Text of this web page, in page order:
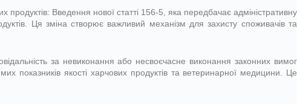
продуктів: Введення нової статті 156-5, яка передбачає адміністративну
Ця зміна створює важливий механізм для захисту споживачів та
за невиконання або несвоєчасне виконання законних вимог
показників якості харчових продуктів та ветеринарної медицини. Це